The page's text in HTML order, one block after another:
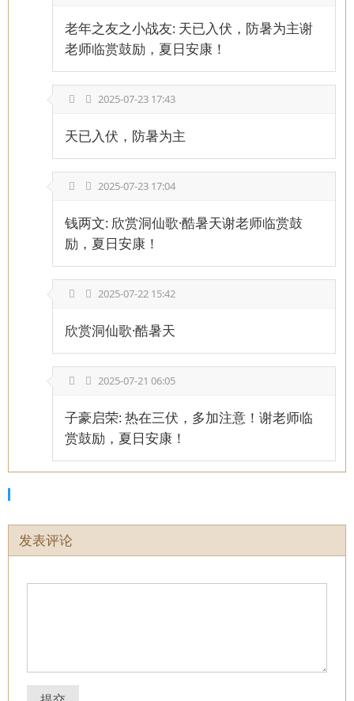
老年之友之小战友: 天已入伏，防暑为主谢
老师临赏鼓励，夏日安康！
2025-07-23 17:43
天已入伏，防暑为主
2025-07-23 17:04
钱两文: 欣赏洞仙歌·酷暑天谢老师临赏鼓
励，夏日安康！
2025-07-22 15:42
欣赏洞仙歌·酷暑天
2025-07-21 06:05
子豪启荣: 热在三伏，多加注意！谢老师临
赏鼓励，夏日安康！
发表评论